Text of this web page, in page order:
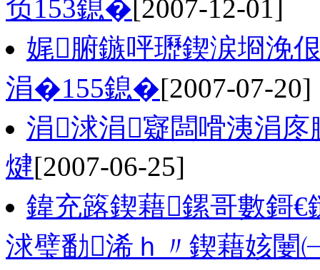
负153鎴�[2007-12-01]
娓腑鏃呯瓑鍥涙埛浼
涓�155鎴�[2007-07-20]
涓浗涓寲闆嗗洟涓
煡[2007-06-25]
鍏充簬鍥藉鏍哥數鎶
浗璧勫浠ｈ〃鍥藉姟闄